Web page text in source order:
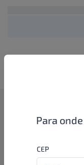
Para
CEP
Como funciona
aproveitar as
beleza e higiene em